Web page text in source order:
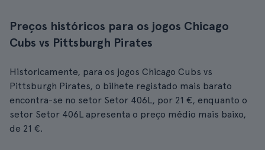
Preços históricos para os jogos Chicago
Cubs vs Pittsburgh Pirates
Historicamente, para os jogos Chicago Cubs vs
Pittsburgh Pirates, o bilhete registado mais barato
encontra-se no setor Setor 406L, por 21 €, enquanto o
setor Setor 406L apresenta o preço médio mais baixo,
de 21 €.